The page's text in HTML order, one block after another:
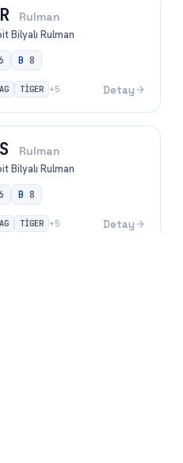
Rulman
Bilyalı Rulman
B 8
TİGER +5 Detay
Rulman
Bilyalı Rulman
B 8
TİGER +5 Detay